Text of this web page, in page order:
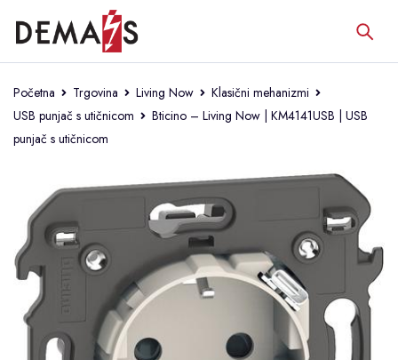
Početna Trgovina Living Now
Klasični mehanizmi
USB punjač s utičnicom
Bticino – Living Now | KM4141USB | USB
punjač s utičnicom